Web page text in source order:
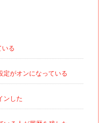
いる
定がオンになっている
ンした